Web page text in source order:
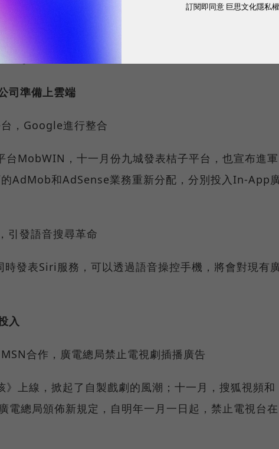
、發行商廣告優化平台AdMeld；雅虎
評估平臺Interclick；微軟收購廣告網路公司
。
司準備上雲端
，Google進行整合
台MobWIN，十一月份九城發表桔子平台，也宣布進軍
AdMob和AdSense業務重新分配，分別投入In-App
引發語音搜尋革命
發表Siri服務，可以透過語音操控手機，將會對現有
入
合作，廣電總局禁止電視劇插播廣告
》上線，掀起了自製戲劇的風潮；十一月，搜狐視頻和
電總局頒佈新規定，自明年一月一日起，禁止電視台在
訂閱即同意 巨思文化隱私